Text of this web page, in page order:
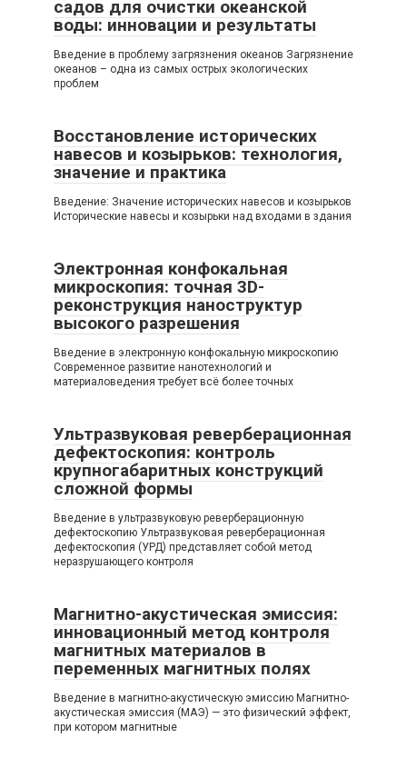
садов для очистки океанской
воды: инновации и результаты
Введение в проблему загрязнения океанов Загрязнение
океанов – одна из самых острых экологических
проблем
Восстановление исторических
навесов и козырьков: технология,
значение и практика
Введение: Значение исторических навесов и козырьков
Исторические навесы и козырьки над входами в здания
Электронная конфокальная
микроскопия: точная 3D-
реконструкция наноструктур
высокого разрешения
Введение в электронную конфокальную микроскопию
Современное развитие нанотехнологий и
материаловедения требует всё более точных
Ультразвуковая реверберационная
дефектоскопия: контроль
крупногабаритных конструкций
сложной формы
Введение в ультразвуковую реверберационную
дефектоскопию Ультразвуковая реверберационная
дефектоскопия (УРД) представляет собой метод
неразрушающего контроля
Магнитно-акустическая эмиссия:
инновационный метод контроля
магнитных материалов в
переменных магнитных полях
Введение в магнитно-акустическую эмиссию Магнитно-
акустическая эмиссия (МАЭ) — это физический эффект,
при котором магнитные